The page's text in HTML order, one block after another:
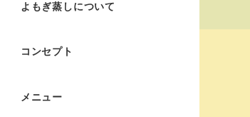
よもぎ蒸しについて
コンセプト
メニュー